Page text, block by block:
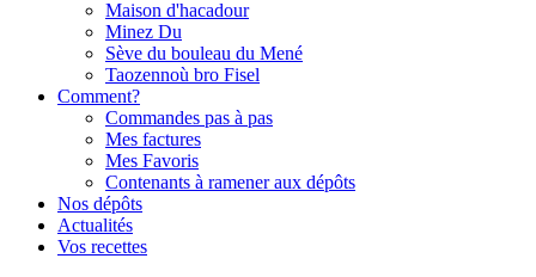
Maison d'hacadour
Minez Du
Sève du bouleau du Mené
Taozennoù bro Fisel
Comment?
Commandes pas à pas
Mes factures
Mes Favoris
Contenants à ramener aux dépôts
Nos dépôts
Actualités
Vos recettes